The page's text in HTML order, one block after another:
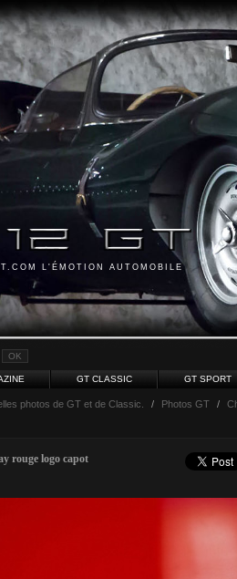
L'ÉMOTION AUTOMOBILE
GT CLASSIC GT SPORT
photos de GT et de Classic. / Photos GT /
rouge logo capot